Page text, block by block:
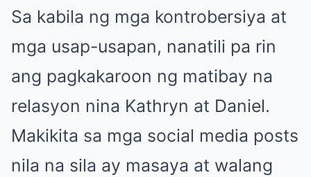
Sa kabila ng mga kontrobersiya at
mga usap-usapan, nanatili pa rin
ang pagkakaroon ng matibay na
relasyon nina Kathryn at Daniel.
Makikita sa mga social media posts
nila na sila ay masaya at walang